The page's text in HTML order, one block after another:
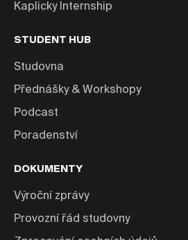
Kaplicky Internship
STUDENT HUB
Studovna
Přednášky & Workshopy
Podcast
Poradenství
DOKUMENTY
Výroční zprávy
Provozní řád studovny